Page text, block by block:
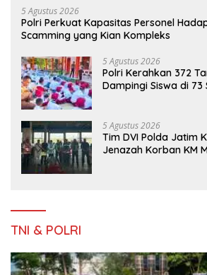
5 Agustus 2026
Polri Perkuat Kapasitas Personel
Scamming yang Kian Kompleks
5 Agustus 2026
Polri Kerahkan 372
Dampingi Siswa di
5 Agustus 2026
Tim DVI Polda Jatim
Jenazah Korban KM
TNI & POLRI